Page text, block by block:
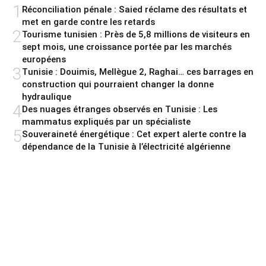
1 Réconciliation pénale : Saied réclame des résultats et
met en garde contre les retards
2 Tourisme tunisien : Près de 5,8 millions de visiteurs en
sept mois, une croissance portée par les marchés
européens
3Tunisie : Douimis, Mellègue 2, Raghai… ces barrages en
construction qui pourraient changer la donne
hydraulique
4Des nuages étranges observés en Tunisie : Les
mammatus expliqués par un spécialiste
5Souveraineté énergétique : Cet expert alerte contre la
dépendance de la Tunisie à l’électricité algérienne